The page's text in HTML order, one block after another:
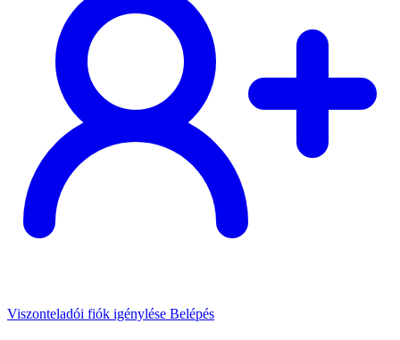
Viszonteladói fiók igénylése Belépés